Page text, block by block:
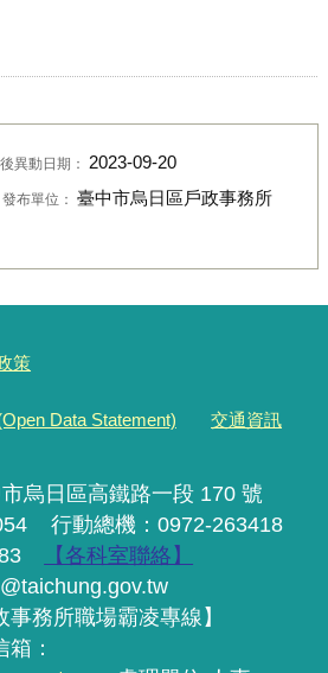
異動日期： 2023-09-20
發布單位： 臺中市烏日區戶政事務所
策
Data Statement) 交通資訊
烏日區高鐵路一段 170 號
行動總機：0972-263418
【各科室聯絡】
事務所職場霸凌專線】
：